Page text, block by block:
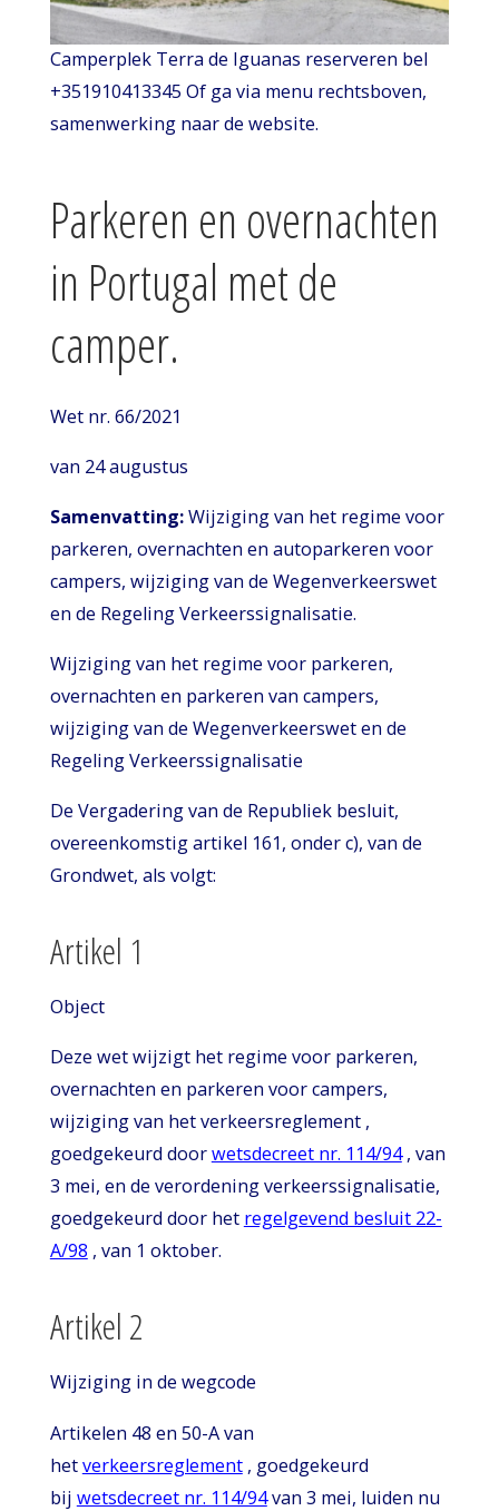
Camperplek Terra de Iguanas reserveren bel
+351910413345 Of ga via menu rechtsboven,
samenwerking naar de website.
Parkeren en overnachten
in Portugal met de
camper.
Wet nr. 66/2021
van 24 augustus
Samenvatting:Wijziging van het regime voor
parkeren, overnachten en autoparkeren voor
campers, wijziging van de Wegenverkeerswet
en de Regeling Verkeerssignalisatie.
Wijziging van het regime voor parkeren,
overnachten en parkeren van campers,
wijziging van de Wegenverkeerswet en de
Regeling Verkeerssignalisatie
De Vergadering van de Republiek besluit,
overeenkomstig artikel 161, onder c), van de
Grondwet, als volgt:
Artikel 1
Object
Deze wet wijzigt het regime voor parkeren,
overnachten en parkeren voor campers,
wijziging van het verkeersreglement ,
goedgekeurd doorwetsdecreet nr. 114/94, van
3 mei, en de verordening verkeerssignalisatie,
goedgekeurd door het regelgevend besluit 22-
A/98 , van 1 oktober.
Artikel 2
Wijziging in de wegcode
Artikelen 48 en 50-A van
hetverkeersreglement, goedgekeurd
bij wetsdecreet nr. 114/94van 3 mei, luiden nu